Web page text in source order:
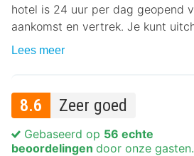
hotel is 24 uur per dag geopend
aankomst en vertrek. Je kunt
Lees meer
8.6 Zeer goed
Gebaseerd op 56 echte
beoordelingen door onze gasten.